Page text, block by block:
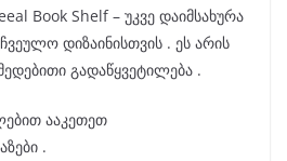
Book Shelf – უკვე დაიმსახურა
დიზაინისთვის . ეს არის
გადაწყვეტილება .
ააკეთეთ
.